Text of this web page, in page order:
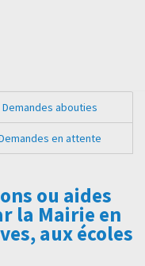
Demandes abouties
en attente
ou aides
la Mairie en
aux écoles